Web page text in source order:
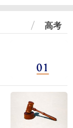
高考